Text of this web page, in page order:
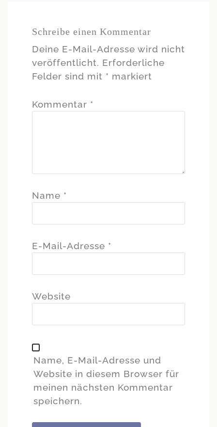
Schreibe einen Kommentar
Deine E-Mail-Adresse wird nicht
veröffentlicht. Erforderliche
Felder sind mit * markiert
Kommentar *
Name *
E-Mail-Adresse *
Website
Name, E-Mail-Adresse und
Website in diesem Browser für
meinen nächsten Kommentar
speichern.